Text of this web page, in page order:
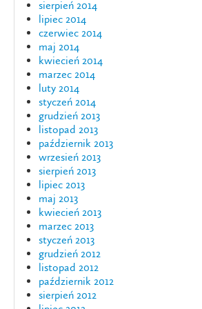
sierpień 2014
lipiec 2014
czerwiec 2014
maj 2014
kwiecień 2014
marzec 2014
luty 2014
styczeń 2014
grudzień 2013
listopad 2013
październik 2013
wrzesień 2013
sierpień 2013
lipiec 2013
maj 2013
kwiecień 2013
marzec 2013
styczeń 2013
grudzień 2012
listopad 2012
październik 2012
sierpień 2012